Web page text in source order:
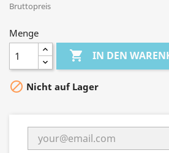
Bruttopreis
Menge
 IN DEN
 Nicht auf Lager